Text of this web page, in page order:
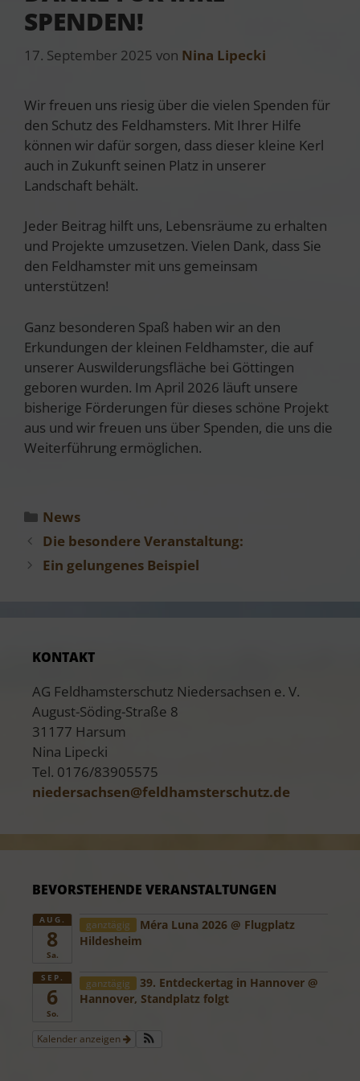
SPENDEN!
17. September 2025 von Nina Lipecki
Wir freuen uns riesig über die vielen Spenden für
den Schutz des Feldhamsters. Mit Ihrer Hilfe
können wir dafür sorgen, dass dieser kleine Kerl
auch in Zukunft seinen Platz in unserer
Landschaft behält.
Jeder Beitrag hilft uns, Lebensräume zu erhalten
und Projekte umzusetzen. Vielen Dank, dass Sie
den Feldhamster mit uns gemeinsam
unterstützen!
Ganz besonderen Spaß haben wir an den
Erkundungen der kleinen Feldhamster, die auf
unserer Auswilderungsfläche bei Göttingen
geboren wurden. Im April 2026 läuft unsere
bisherige Förderungen für dieses schöne Projekt
aus und wir freuen uns über Spenden, die uns die
Weiterführung ermöglichen.
Kategorien
News
Die besondere Veranstaltung:
Ein gelungenes Beispiel
KONTAKT
AG Feldhamsterschutz Niedersachsen e. V.
August-Söding-Straße 8
31177 Harsum
Nina Lipecki
Tel. 0176/83905575
niedersachsen@​feldhamsterschutz.de
BEVORSTEHENDE VERANSTALTUNGEN
AUG.
8
Sa.
ganztägig Méra Luna 2026 @ Flugplatz
Hildesheim
SEP.
6
So.
ganztägig 39. Entdeckertag in Hannover @
Hannover, Standplatz folgt
Kalender anzeigen